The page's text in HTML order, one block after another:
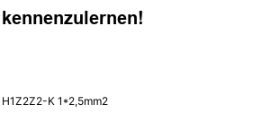
K 1*2,5mm2